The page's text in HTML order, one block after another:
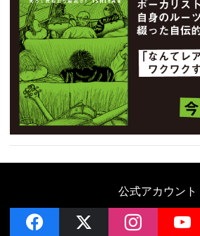
公式アカウント
facebook